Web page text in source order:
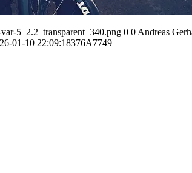
5_2.2_transparent_340.png 0 0 Andreas
01-10 22:09:18376A7749